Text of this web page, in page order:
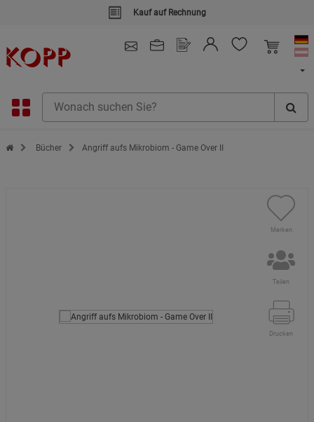
Zur Startseite des Kopp Verlag Online-Shop
Bücher Angriff aufs Mikrobiom - Game Over II
Merken
Teilen
Drucken